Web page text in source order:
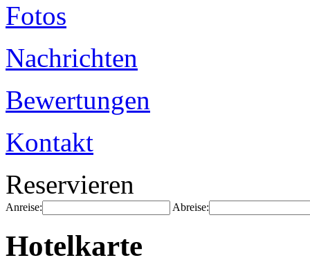
Fotos
Nachrichten
Bewertungen
Kontakt
Reservieren
Anreise: Abreise:
Hotelkarte